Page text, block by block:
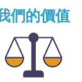
們的價值